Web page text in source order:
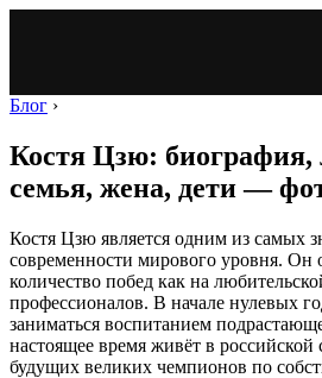
Блог ›
Костя Цзю: биография,
семья, жена, дети —
Костя Цзю является одним из самых
современности мирового уровня. Он
количество побед как на
профессионалов. В начале нулевых
заниматься воспитанием
настоящее время живёт в российской
будущих великих чемпионов по